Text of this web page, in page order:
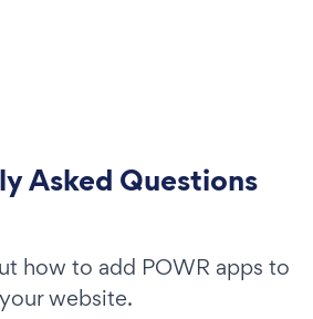
Asked Questions
how to add POWR apps to
your website.